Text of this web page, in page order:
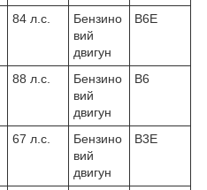
84 л.с.
Бензино
вий
двигун
B6E
88 л.с.
Бензино
вий
двигун
B6
67 л.с.
Бензино
вий
двигун
B3E